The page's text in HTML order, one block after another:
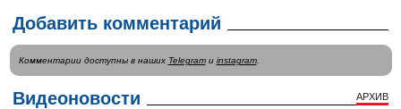
Добавить комментарий
Комментарии доступны в наших Telegramи instagram.
Видеоновости АРХИВ